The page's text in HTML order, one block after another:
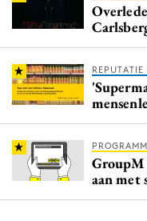
GroupM
aan met